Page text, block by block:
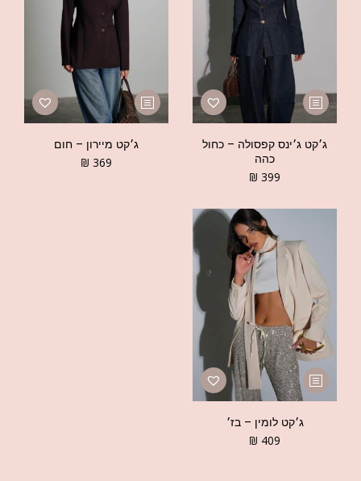
ג׳קט ג׳ינס קפסולה – כחול
כהה
₪ 399
ג׳קט מיירון – חום
₪ 369
ג׳קט לומין – בז׳
₪ 409